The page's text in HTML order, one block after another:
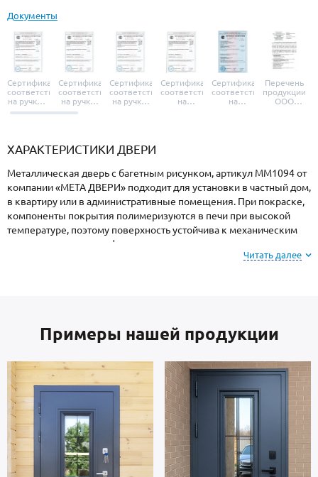
Документы
Сертификат
соответствия
на ручки и
броненакладки
Сертификат
соответствия
на ручки-
защелки
Сертификат
соответствия
на ручки-
Сертификат
соответствия
на
Сертификат
соответствия
на
Перечень
продукции
ООО
ХАРАКТЕРИСТИКИ ДВЕРИ
Металлическая дверь с багетным рисунком, артикул ММ1094 от
компании «МЕТА ДВЕРИ» подходит для установки в частный дом,
в квартиру или в административные помещения. При покраске,
компоненты покрытия полимеризуются в печи при высокой
температуре, поэтому поверхность устойчива к механическим
повреждениям, атмосферным явлениям и морозам.
образцов у замерщика.
Каркас коробки и полотно — стальные листы и многоконтурный
профиль металлопрокат производства Россия, толщиной 2 мм.
Изнутри отделка: МДФ. На двери установлены замки 4-го класса
защиты.
В полости створки имеется теплоизоляционный материал
отсутствует. Уплотнение: 2 контура для дополнительной
шумоизоляции.
Читать далее
Примеры нашей продукции